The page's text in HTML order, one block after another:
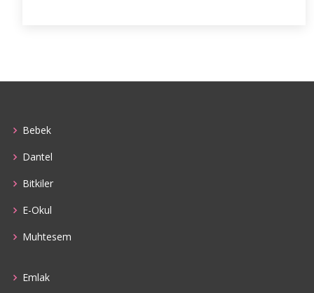
Bebek
Dantel
Bitkiler
E-Okul
Muhtesem
Emlak